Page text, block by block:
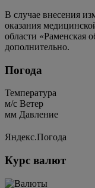
В случае внесения
оказания
области «Раменская
дополнительно.
Погода
Температура
м/c Ветер
мм Давление
Яндекс.Погода
Курс валют